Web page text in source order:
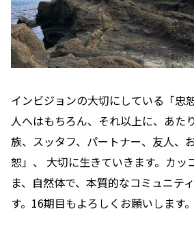
インビジョンの大切にしている「忠
人へはもちろん、それ以上に、あた
族、スッタフ、パートナー、友人、
恕」、 大切に生きていきます。カッ
ま、自然体で、本質的なコミュニテ
す。16期目もよろしくお願いします。